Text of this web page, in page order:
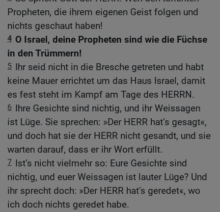
Propheten, die ihrem eigenen Geist folgen und
nichts geschaut haben!
4 O Israel, deine Propheten sind wie die Füchse
in den Trümmern!
5 Ihr seid nicht in die Bresche getreten und habt
keine Mauer errichtet um das Haus Israel, damit
es fest steht im Kampf am Tage des HERRN.
6 Ihre Gesichte sind nichtig, und ihr Weissagen
ist Lüge. Sie sprechen: »Der HERR hat’s gesagt«,
und doch hat sie der HERR nicht gesandt, und sie
warten darauf, dass er ihr Wort erfüllt.
7 Ist’s nicht vielmehr so: Eure Gesichte sind
nichtig, und euer Weissagen ist lauter Lüge? Und
ihr sprecht doch: »Der HERR hat’s geredet«, wo
ich doch nichts geredet habe.